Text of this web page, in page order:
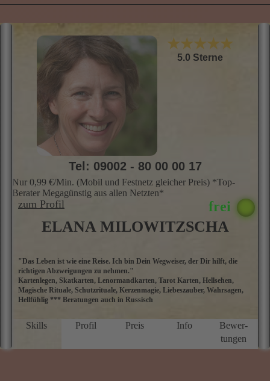
★★★★★
5.0 Sterne
ELANA MILOWITZSCHA
"Das Leben ist wie eine Reise. Ich bin Dein Wegweiser, der Dir hilft, die
richtigen Abzweigungen zu nehmen."
Kartenlegen, Skatkarten, Lenormandkarten, Tarot Karten, Hellsehen,
Magische Rituale, Schutzrituale, Kerzenmagie, Liebeszauber, Wahrsagen,
Hellfühlig *** Beratungen auch in Russisch
Skills Profil Preis Info
Bewer­
tungen
Tel: 09002 - 80 00 00 17
Nur 0,99 €/Min. (Mobil und Festnetz gleicher Preis) *Top-
Berater Megagünstig aus allen Netzten*
zum Profil